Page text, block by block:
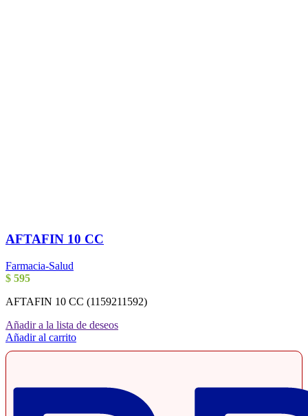
AFTAFIN 10 CC
Farmacia-Salud
$ 595
AFTAFIN 10 CC (1159211592)
Añadir a la lista de deseos
Añadir al carrito